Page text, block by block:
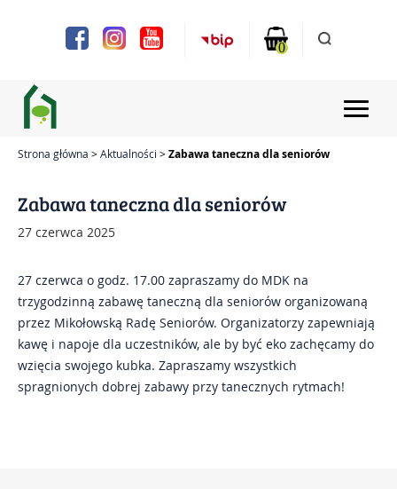
system
ułatwień
dostępu.
0
Chóry i zespoły
Zajęcia
Bilety
Strona główna Aktualności Zabawa taneczna dla seniorów
Zabawa taneczna dla seniorów
27 czerwca 2025
27 czerwca o godz. 17.00 zapraszamy do MDK na
trzygodzinną zabawę taneczną dla seniorów organizowaną
przez Mikołowską Radę Seniorów. Organizatorzy zapewniają
kawę i napoje dla uczestników, ale by być eko zachęcamy do
wzięcia swojego kubka. Zapraszamy wszystkich
spragnionych dobrej zabawy przy tanecznych rytmach!